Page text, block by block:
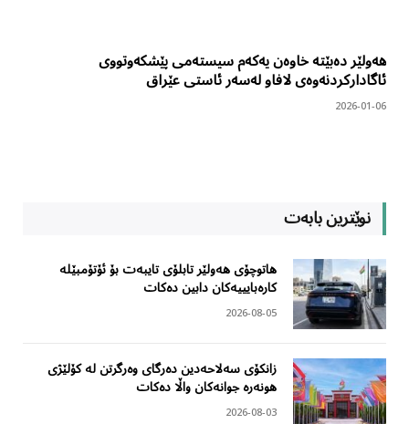
هەولێر دەبێتە خاوەن یەکەم سیستەمی پێشکەوتووی
ئاگادارکردنەوەی لافاو لەسەر ئاستی عێراق
2026-01-06
نوێترین بابەت
هاتوچۆی هەولێر تابلۆی تایبەت بۆ ئۆتۆمبێلە
کارەبایییەکان دابین دەکات
2026-08-05
زانکۆی سەلاحەدین دەرگای وەرگرتن لە کۆلێژی
هونەرە جوانەکان واڵا دەکات
2026-08-03